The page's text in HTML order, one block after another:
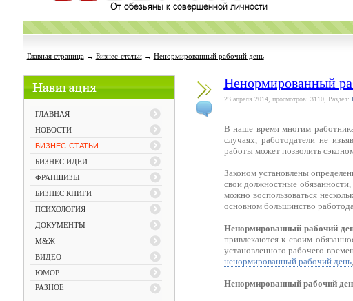
Главная страница→ Бизнес-статьи→ Ненормированный рабочий день
ГЛАВНАЯ
НОВОСТИ
БИЗНЕС-СТАТЬИ
БИЗНЕС ИДЕИ
ФРАНШИЗЫ
БИЗНЕС КНИГИ
ПСИХОЛОГИЯ
ДОКУМЕНТЫ
М&Ж
ВИДЕО
ЮМОР
РАЗНОЕ
Ненормированный
23 апреля 2014, просмотров: 3110, Раздел:
В наше время многим
случаях, работодатели не
работы может позволить
Законом установлены
свои должностные
можно воспользоваться
основном большинство
Ненормированный рабочий
привлекаются к своим
установленного рабочего
ненормированный рабочий день
Ненормированный рабочий